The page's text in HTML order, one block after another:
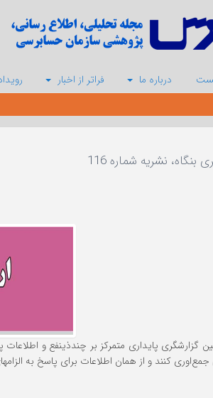
درباره ما فراتر از اخبار
بنگاه، نشریه شماره 116
پایداری متمرکز بر چندذینفع و اطلاعات
کنند و از همان اطلاعات برای پاسخ به الزامهای گزارشگری